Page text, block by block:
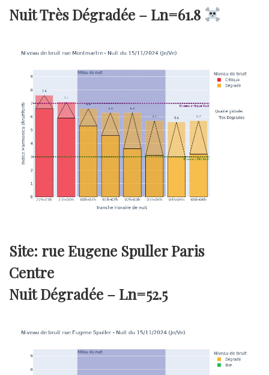
Nuit Très Dégradée – Ln=61.8
Site: rue Eugene Spuller Paris
Centre
Nuit Dégradée – Ln=52.5